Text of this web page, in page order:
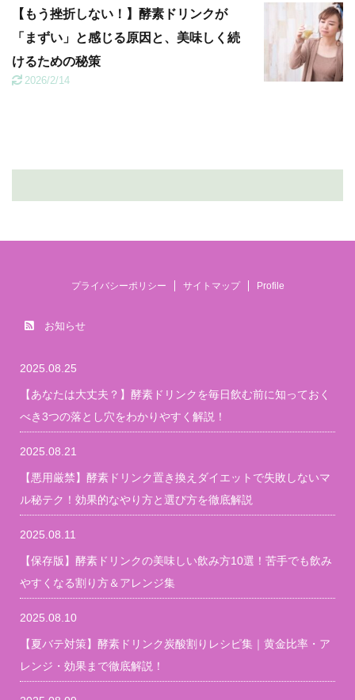
【もう挫折しない！】酵素ドリンクが
「まずい」と感じる原因と、美味しく続
けるための秘策
2026/2/14
プライバシーポリシー サイトマップ Profile
お知らせ
2025.08.25
【あなたは大丈夫？】酵素ドリンクを毎日飲む前に知っておく
べき3つの落とし穴をわかりやすく解説！
2025.08.21
【悪用厳禁】酵素ドリンク置き換えダイエットで失敗しないマ
ル秘テク！効果的なやり方と選び方を徹底解説
2025.08.11
【保存版】酵素ドリンクの美味しい飲み方10選！苦手でも飲み
やすくなる割り方＆アレンジ集
2025.08.10
【夏バテ対策】酵素ドリンク炭酸割りレシピ集｜黄金比率・ア
レンジ・効果まで徹底解説！